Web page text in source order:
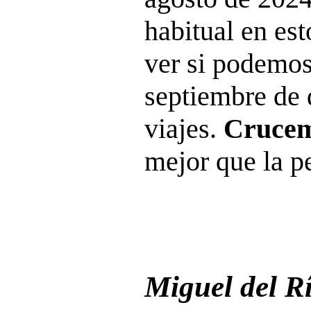
habitual en
ver si
septiembre de
viajes.
mejor que la
Miguel del